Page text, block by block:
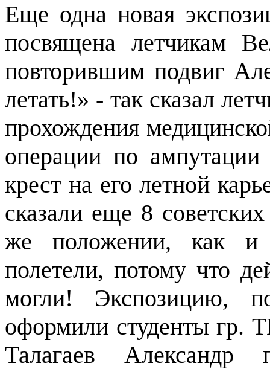
Еще одна новая
посвящена летчикам
повторившим подвиг
летать!» - так сказал
прохождения
операции по ампутации
крест на его летной
сказали еще 8
же положении, как
полетели, потому что
могли! Экспозицию,
оформили студенты гр.
Талагаев Александр